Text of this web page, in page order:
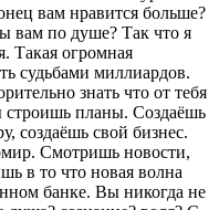
вам нравится больше?
вам по душе? Так что я
Такая огромная
судьбами миллиардов.
знать что от тебя
строишь планы. Создаёшь
создаёшь свой бизнес.
Смотришь новости,
в то что новая волна
банке. Вы никогда не